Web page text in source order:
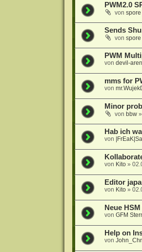
PWM2.0
von spore
Sends
von spore
PWM
von devil-
mms for
von
Minor
von bbw»
Hab ich
von
von Kito»
Editor
von Kito»
Neue
von GFM
Help on
von